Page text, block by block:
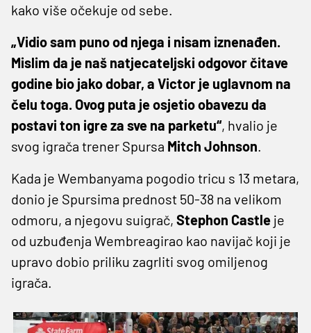
kako više očekuje od sebe.
„Vidio sam puno od njega i nisam iznenađen.
Mislim da je naš natjecateljski odgovor čitave
godine bio jako dobar, a Victor je uglavnom na
čelu toga. Ovog puta je osjetio obavezu da
postavi ton igre za sve na parketu“, hvalio je
svog igrača trener Spursa Mitch Johnson.
Kada je Wembanyama pogodio tricu s 13 metara,
donio je Spursima prednost 50-38 na velikom
odmoru, a njegovu suigrač, Stephon Castle je
od uzbuđenja Wembreagirao kao navijač koji je
upravo dobio priliku zagrliti svog omiljenog
igrača.